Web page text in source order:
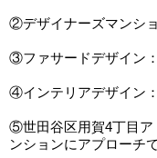
②デザイナーズマンショ
③ファサードデザイン
④インテリアデザイン
⑤世田谷区用賀4丁目ア
ンションにアプローチ